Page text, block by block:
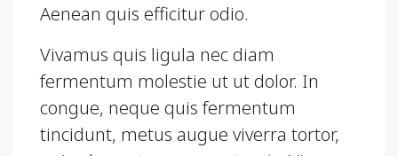
Aenean quis efficitur odio.
Vivamus quis ligula nec diam
fermentum molestie ut ut dolor. In
congue, neque quis fermentum
tincidunt, metus augue viverra tortor,